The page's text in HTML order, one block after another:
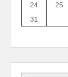
24
25
31